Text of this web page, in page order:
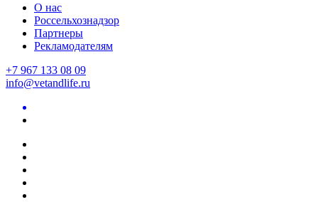
О нас
Россельхознадзор
Партнеры
Рекламодателям
+7 967 133 08 09
info@vetandlife.ru